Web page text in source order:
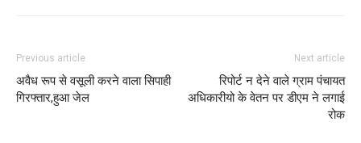
Previous article
अवैध रूप से वसूली करने वाला सिपाही
गिरफ्तार,हुआ जेल
Next article
रिपोर्ट न देने वाले ग्राम पंचायत
अधिकारीयो के वेतन पर डीएम ने लगाई
रोक